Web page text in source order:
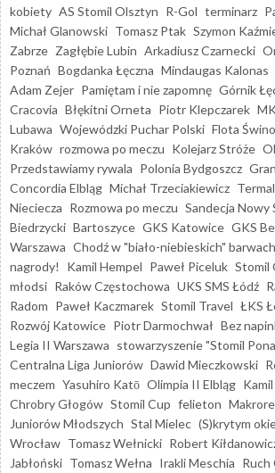
kobiety AS Stomil Olsztyn R-Gol terminarz
Michał Glanowski Tomasz Ptak Szymon
Zabrze Zagłębie Lubin Arkadiusz Czarnecki
Poznań Bogdanka Łęczna Mindaugas Kalonas
Adam Zejer Pamiętam i nie zapomnę Górnik
Cracovia Błękitni Orneta Piotr Klepczarek
Lubawa Wojewódzki Puchar Polski Flota
Kraków rozmowa po meczu Kolejarz Stróże
Przedstawiamy rywala Polonia Bydgoszcz
Concordia Elbląg Michał Trzeciakiewicz
Nieciecza Rozmowa po meczu Sandecja Nowy
Biedrzycki Bartoszyce GKS Katowice GKS
Warszawa Chodź w "biało-niebieskich"
nagrody!
Kamil Hempel Paweł Piceluk Stomil
młodsi Raków Częstochowa UKS SMS Łódź
Radom Paweł Kaczmarek Stomil Travel ŁKS
Rozwój Katowice Piotr Darmochwał Bez
Legia II Warszawa stowarzyszenie "Stomil
Centralna Liga Juniorów Dawid Mieczkowski
meczem Yasuhiro Katō Olimpia II Elbląg
Chrobry Głogów Stomil Cup felieton
Juniorów Młodszych Stal Mielec (S)krytym
Wrocław Tomasz Wełnicki Robert
Jabłoński Tomasz Wełna Irakli Meschia Ruch